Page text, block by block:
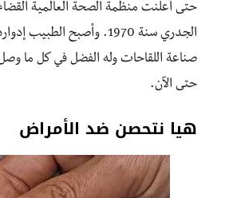
حتى أعلنت منظمة الصحة العالمية
الجدري سنة 1970. وأصبح
صناعة اللقاحات وله الفضل في كل ما
حتى الآن.
هيا نتحصن ضد الأمراض